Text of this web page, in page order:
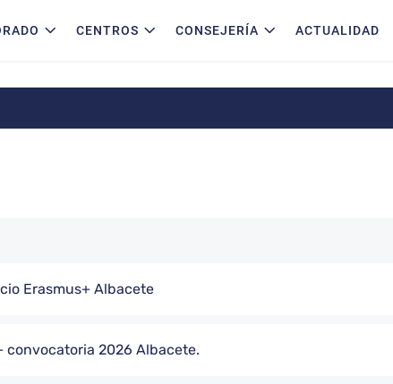
CENTROS CONSEJERÍA ACTUALIDAD
Erasmus+ Albacete
convocatoria 2026 Albacete.